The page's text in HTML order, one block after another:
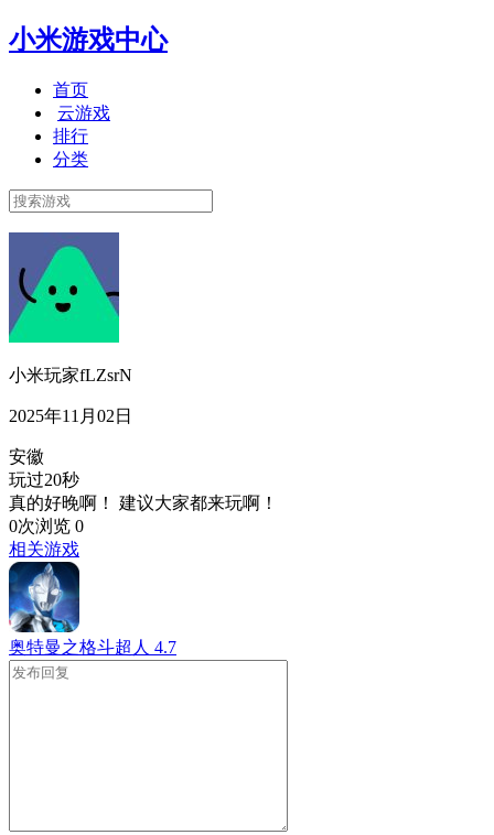
小米游戏中心
首页
云游戏
排行
分类
小米玩家fLZsrN
2025年11月02日
安徽
玩过20秒
真的好晚啊！ 建议大家都来玩啊！
0次浏览 0
相关游戏
奥特曼之格斗超人 4.7